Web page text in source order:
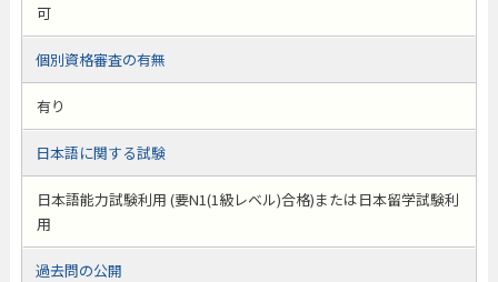
可
個別資格審査の有無
有り
日本語に関する試験
日本語能力試験利用 (要N1(1級レベル)合格)または日本留学試験利
用
過去問の公開